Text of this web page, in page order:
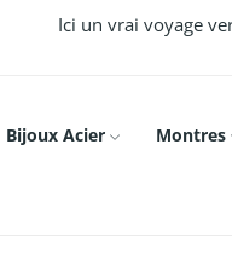
Ici un vrai voyage
Bijoux Acier Montres